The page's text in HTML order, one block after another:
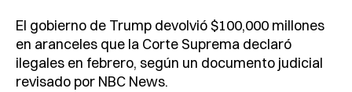
El gobierno de Trump devolvió $100,000 millones
en aranceles que la Corte Suprema declaró
ilegales en febrero, según un documento judicial
revisado por NBC News.